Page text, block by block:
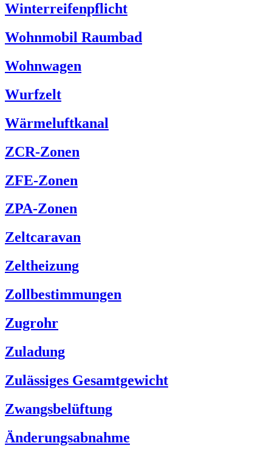
Winterreifenpflicht
Wohnmobil Raumbad
Wohnwagen
Wurfzelt
Wärmeluftkanal
ZCR-Zonen
ZFE-Zonen
ZPA-Zonen
Zeltcaravan
Zeltheizung
Zollbestimmungen
Zugrohr
Zuladung
Zulässiges Gesamtgewicht
Zwangsbelüftung
Änderungsabnahme